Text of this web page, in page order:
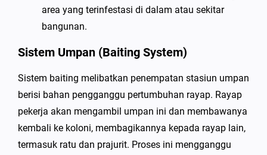
area yang terinfestasi di dalam atau sekitar
bangunan.
Sistem Umpan (Baiting System)
Sistem baiting melibatkan penempatan stasiun umpan
berisi bahan pengganggu pertumbuhan rayap. Rayap
pekerja akan mengambil umpan ini dan membawanya
kembali ke koloni, membagikannya kepada rayap lain,
termasuk ratu dan prajurit. Proses ini mengganggu